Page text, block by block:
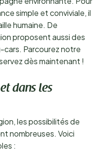
simple et conviviale, il
humaine. De
proposent aussi des
Parcourez notre
dès maintenant !
dans les
les possibilités de
nombreuses. Voici
: